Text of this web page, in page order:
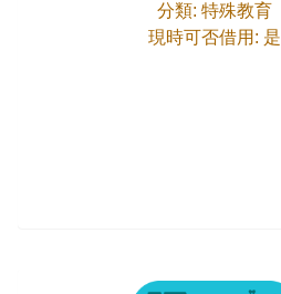
分類: 特殊教育
現時可否借用: 是